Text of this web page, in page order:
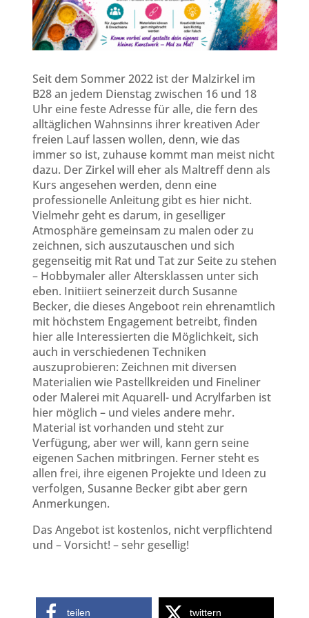
Seit dem Sommer 2022 ist der Malzirkel im
B28 an jedem Dienstag zwischen 16 und 18
Uhr eine feste Adresse für alle, die fern des
alltäglichen Wahnsinns ihrer kreativen Ader
freien Lauf lassen wollen, denn, wie das
immer so ist, zuhause kommt man meist nicht
dazu. Der Zirkel will eher als Maltreff denn als
Kurs angesehen werden, denn eine
professionelle Anleitung gibt es hier nicht.
Vielmehr geht es darum, in geselliger
Atmosphäre gemeinsam zu malen oder zu
zeichnen, sich auszutauschen und sich
gegenseitig mit Rat und Tat zur Seite zu stehen
– Hobbymaler aller Altersklassen unter sich
eben. Initiiert seinerzeit durch Susanne
Becker, die dieses Angeboot rein ehrenamtlich
mit höchstem Engagement betreibt, finden
hier alle Interessierten die Möglichkeit, sich
auch in verschiedenen Techniken
auszuprobieren: Zeichnen mit diversen
Materialien wie Pastellkreiden und Fineliner
oder Malerei mit Aquarell- und Acrylfarben ist
hier möglich – und vieles andere mehr.
Material ist vorhanden und steht zur
Verfügung, aber wer will, kann gern seine
eigenen Sachen mitbringen. Ferner steht es
allen frei, ihre eigenen Projekte und Ideen zu
verfolgen, Susanne Becker gibt aber gern
Anmerkungen.
Das Angebot ist kostenlos, nicht verpflichtend
und – Vorsicht! – sehr gesellig!
teilen twittern